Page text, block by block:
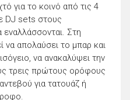
για το κοινό από τις 4
DJ sets στους
Στη
να απολαύσει το μπαρ και
να ανακαλύψει την
τρεις πρώτους ορόφους
για τατουάζ ή